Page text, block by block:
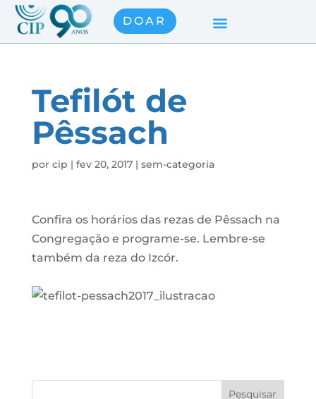
DOAR
Tefilót de
Pêssach
por cip | fev 20, 2017| sem-categoria
Confira os horários das rezas de Pêssach na
Congregação e programe-se. Lembre-se
também da reza do Izcór.